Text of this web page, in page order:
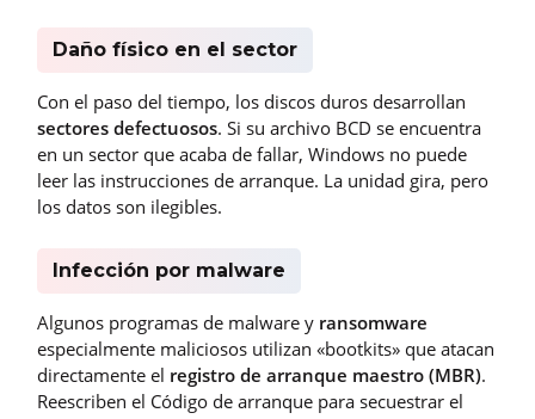
Daño físico en el sector
Con el paso del tiempo, los discos duros desarrollan
sectores defectuosos. Si su archivo BCD se encuentra
en un sector que acaba de fallar, Windows no puede
leer las instrucciones de arranque. La unidad gira, pero
los datos son ilegibles.
Infección por malware
Algunos programas de malware y ransomware
especialmente maliciosos utilizan «bootkits» que atacan
directamente el registro de arranque maestro (MBR).
Reescriben el Código de arranque para secuestrar el